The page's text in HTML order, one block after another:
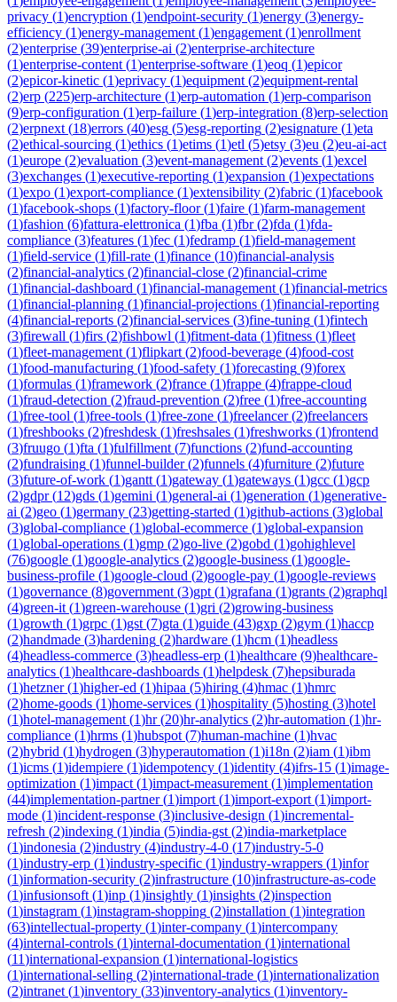
privacy (1)encryption (1)endpoint-security (1)energy (3)energy-
efficiency (1)energy-management (1)engagement (1)enrollment
(2)enterprise (39)enterprise-ai (2)enterprise-architecture
(1)enterprise-content (1)enterprise-software (1)eoq (1)epicor
(2)epicor-kinetic (1)eprivacy (1)equipment (2)equipment-rental
(2)erp (225)erp-architecture (1)erp-automation (1)erp-comparison
(9)erp-configuration (1)erp-failure (1)erp-integration (8)erp-selection
(2)erpnext (18)errors (40)esg (5)esg-reporting (2)esignature (1)eta
(2)ethical-sourcing (1)ethics (1)etims (1)etl (5)etsy (3)eu (2)eu-ai-act
(1)europe (2)evaluation (3)event-management (2)events (1)excel
(3)exchanges (1)executive-reporting (1)expansion (1)expectations
(1)expo (1)export-compliance (1)extensibility (2)fabric (1)facebook
(1)facebook-shops (1)factory-floor(1)faire (1)farm-management
(1)fashion (6)fattura-elettronica (1)fba (1)fbr(2)fda (1)fda-
compliance (3)features (1)fec (1)fedramp (1)field-management
(1)field-service (1)fill-rate (1)finance (10)financial-analysis
(2)financial-analytics (2)financial-close (2)financial-crime
(1)financial-dashboard (1)financial-management (1)financial-metrics
(1)financial-planning (1)financial-projections (1)financial-reporting
(4)financial-reports (2)financial-services (3)fine-tuning (1)fintech
(3)firewall (1)firs (2)fishbowl (1)fitment-data (1)fitness (1)fleet
(1)fleet-management (1)flipkart (2)food-beverage (4)food-cost
(1)food-manufacturing (1)food-safety (1)forecasting (9)forex
(1)formulas (1)framework (2)france (1)frappe (4)frappe-cloud
(1)fraud-detection (2)fraud-prevention (2)free (1)free-accounting
(1)free-tool (1)free-tools (1)free-zone (1)freelancer(2)freelancers
(1)freshbooks (2)freshdesk (1)freshsales (1)freshworks (1)frontend
(3)fruugo (1)fta (1)fulfillment (7)functions (2)fund-accounting
(2)fundraising (1)funnel-builder(2)funnels (4)furniture (2)future
(3)future-of-work (1)gantt (1)gateway (1)gateways (1)gcc (1)gcp
(2)gdpr(12)gds (1)gemini (1)general-ai (1)generation (1)generative-
ai (2)geo (1)germany (23)getting-started (1)github-actions (3)global
(3)global-compliance (1)global-ecommerce (1)global-expansion
(1)global-operations (1)gmp (2)go-live (2)gobd (1)gohighlevel
(76)google (1)google-analytics (2)google-business (1)google-
business-profile (1)google-cloud (2)google-pay (1)google-reviews
(1)governance (8)government (3)gpt (1)grafana (1)grants (2)graphql
(4)green-it (1)green-warehouse (1)gri (2)growing-business
(1)growth (1)grpc (1)gst (7)gta (1)guide (43)gxp (2)gym (1)haccp
(2)handmade (3)hardening (2)hardware (1)hcm (1)headless
(4)headless-commerce (3)headless-erp (1)healthcare (9)healthcare-
analytics (1)healthcare-dashboards (1)helpdesk (7)hepsiburada
(1)hetzner(1)higher-ed (1)hipaa (5)hiring (4)hmac (1)hmrc
(2)home-goods (1)home-services (1)hospitality (5)hosting (3)hotel
(1)hotel-management (1)hr(20)hr-analytics (2)hr-automation (1)hr-
compliance (1)hrms (1)hubspot (7)human-machine (1)hvac
(2)hybrid (1)hydrogen (3)hyperautomation (1)i18n (2)iam (1)ibm
(1)icms (1)idempiere (1)idempotency (1)identity (4)ifrs-15 (1)image-
optimization (1)impact (1)impact-measurement (1)implementation
(44)implementation-partner(1)import (1)import-export (1)import-
mode (1)incident-response (3)inclusive-design (1)incremental-
refresh (2)indexing (1)india (5)india-gst (2)india-marketplace
(1)indonesia (2)industry (4)industry-4-0 (17)industry-5-0
(1)industry-erp (1)industry-specific (1)industry-wrappers (1)infor
(1)information-security (2)infrastructure (10)infrastructure-as-code
(1)infusionsoft (1)inp (1)insightly (1)insights (2)inspection
(1)instagram (1)instagram-shopping (2)installation (1)integration
(63)intellectual-property (1)inter-company (1)intercompany
(4)internal-controls (1)internal-documentation (1)international
(11)international-expansion (1)international-logistics
(1)international-selling (2)international-trade (1)internationalization
(2)intranet (1)inventory (33)inventory-analytics (1)inventory-